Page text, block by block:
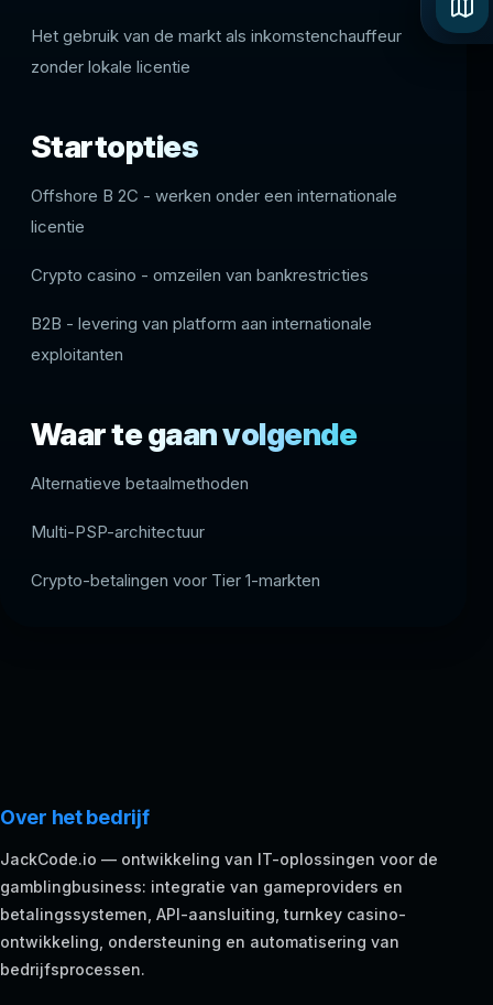
Het gebruik van de markt als inkomstenchauffeur
zonder lokale licentie
Startopties
Offshore B 2C - werken onder een internationale
licentie
Crypto casino - omzeilen van bankrestricties
B2B - levering van platform aan internationale
exploitanten
Waar te gaan volgende
Alternatieve betaalmethoden
Multi-PSP-architectuur
Crypto-betalingen voor Tier 1-markten
Over het bedrijf
JackCode.io — ontwikkeling van IT-oplossingen voor de
gamblingbusiness: integratie van gameproviders en
betalingssystemen, API-aansluiting, turnkey casino-
ontwikkeling, ondersteuning en automatisering van
bedrijfsprocessen.